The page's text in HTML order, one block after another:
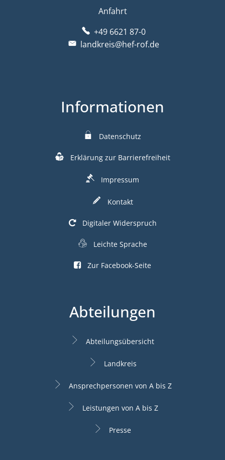
Anfahrt
+49 6621 87-0
landkreis@hef-rof.de
Informationen
Datenschutz
Erklärung zur Barrierefreiheit
Impressum
Kontakt
Digitaler Widerspruch
Leichte Sprache
Zur Facebook-Seite
Abteilungen
Abteilungsübersicht
Landkreis
Ansprechpersonen von A bis Z
Leistungen von A bis Z
Presse